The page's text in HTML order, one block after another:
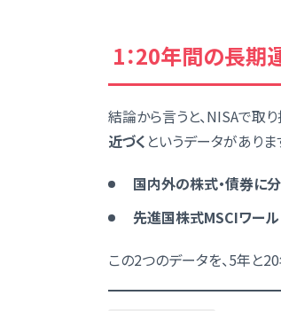
1：20年間の長
結論から言うと、NISAで取
近づく というデータがありま
国内外の株式・債券に
先進国株式MSCIワー
この2つのデータを、5年と